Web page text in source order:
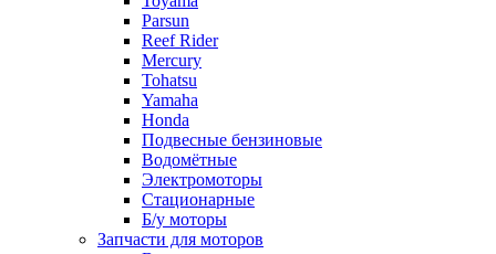
Parsun
Reef Rider
Mercury
Tohatsu
Yamaha
Honda
Подвесные бензиновые
Водомётные
Электромоторы
Стационарные
Б/у моторы
Запчасти для моторов